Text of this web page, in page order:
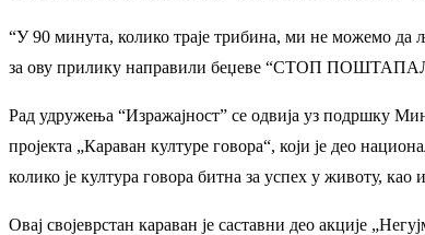
“У 90 минута, колико траје трибина, ми не можемо да
за ову прилику направили беџеве “СТОП
Рад удружења “Изражајност” се одвија уз подршку
пројекта „Караван културе говора“, који је део
колико је култура говора битна за успех у животу, као
Овај својеврстан караван је саставни део акције